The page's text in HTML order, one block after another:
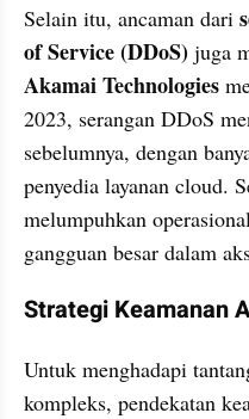
Selain itu, ancaman dari
of Service (DDoS)
Akamai Technologies
2023, serangan DDoS
sebelumnya, dengan
penyedia layanan cloud.
melumpuhkan
gangguan besar dalam
Strategi Keamanan
Untuk menghadapi
kompleks, pendekatan